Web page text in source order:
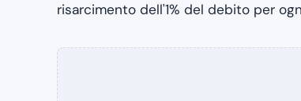
risarcimento dell'1% del debito per